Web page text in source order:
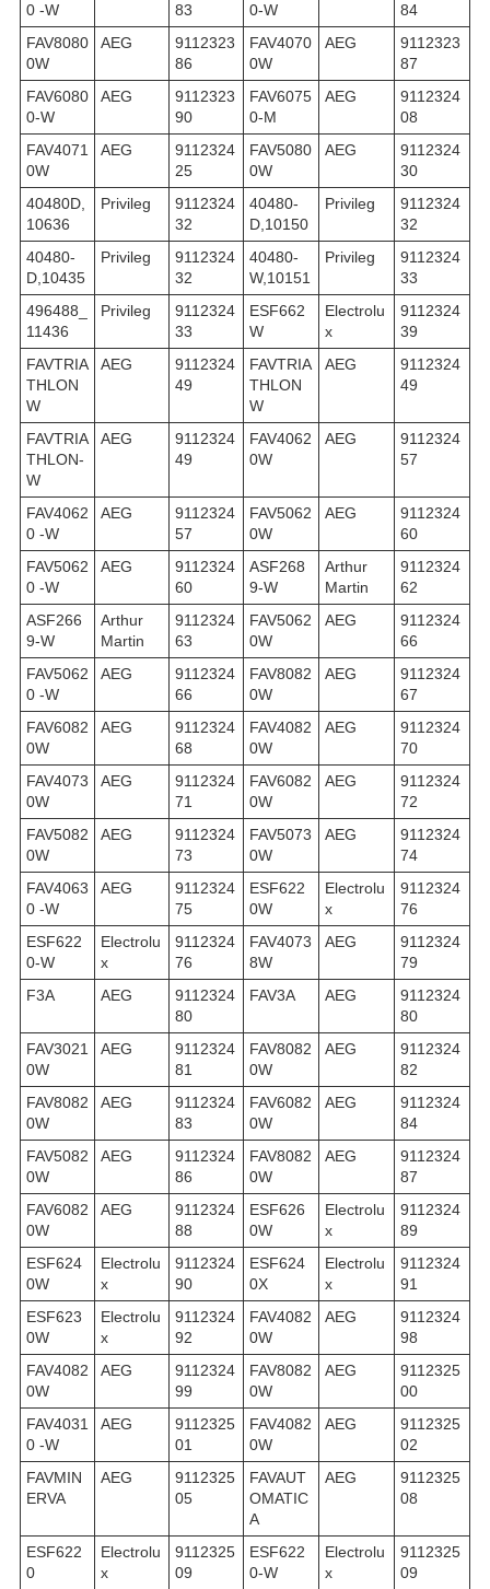
0 -W
83
0-W
84
FAV8080
0W
AEG
9112323
86
FAV4070
0W
AEG
9112323
87
FAV6080
0-W
AEG
9112323
90
FAV6075
0-M
AEG
9112324
08
FAV4071
0W
AEG
9112324
25
FAV5080
0W
AEG
9112324
30
40480D,
10636
Privileg
9112324
32
40480-
D,10150
Privileg
9112324
32
40480-
D,10435
Privileg
9112324
32
40480-
W,10151
Privileg
9112324
33
496488_
11436
Privileg
9112324
33
ESF662
W
Electrolu
x
9112324
39
FAVTRIA
THLON
W
AEG
9112324
49
FAVTRIA
THLON
W
AEG
9112324
49
FAVTRIA
THLON-
W
AEG
9112324
49
FAV4062
0W
AEG
9112324
57
FAV4062
0 -W
AEG
9112324
57
FAV5062
0W
AEG
9112324
60
FAV5062
0 -W
AEG
9112324
60
ASF268
9-W
Arthur
Martin
9112324
62
ASF266
9-W
Arthur
Martin
9112324
63
FAV5062
0W
AEG
9112324
66
FAV5062
0 -W
AEG
9112324
66
FAV8082
0W
AEG
9112324
67
FAV6082
0W
AEG
9112324
68
FAV4082
0W
AEG
9112324
70
FAV4073
0W
AEG
9112324
71
FAV6082
0W
AEG
9112324
72
FAV5082
0W
AEG
9112324
73
FAV5073
0W
AEG
9112324
74
FAV4063
0 -W
AEG
9112324
75
ESF622
0W
Electrolu
x
9112324
76
ESF622
0-W
Electrolu
x
9112324
76
FAV4073
8W
AEG
9112324
79
F3A
AEG
9112324
80
FAV3A AEG
9112324
80
FAV3021
0W
AEG
9112324
81
FAV8082
0W
AEG
9112324
82
FAV8082
0W
AEG
9112324
83
FAV6082
0W
AEG
9112324
84
FAV5082
0W
AEG
9112324
86
FAV8082
0W
AEG
9112324
87
FAV6082
0W
AEG
9112324
88
ESF626
0W
Electrolu
x
9112324
89
ESF624
0W
Electrolu
x
9112324
90
ESF624
0X
Electrolu
x
9112324
91
ESF623
0W
Electrolu
x
9112324
92
FAV4082
0W
AEG
9112324
98
FAV4082
0W
AEG
9112324
99
FAV8082
0W
AEG
9112325
00
FAV4031
0 -W
AEG
9112325
01
FAV4082
0W
AEG
9112325
02
FAVMIN
ERVA
AEG
9112325
05
FAVAUT
OMATIC
A
AEG
9112325
08
ESF622
0
Electrolu
x
9112325
09
ESF622
0-W
Electrolu
x
9112325
09